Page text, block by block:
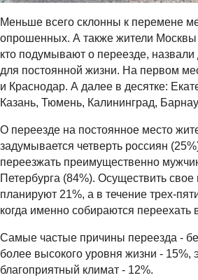
Меньше всего склонны к перемене
опрошенных. А также жители Москвы
кто подумывают о переезде, назвали
для постоянной жизни. На первом
и Краснодар. А далее в десятке:
Казань, Тюмень, Калининград,
О переезде на постоянное место
задумывается четверть россиян
переезжать преимущественно
Петербурга (84%). Осуществить
планируют 21%, а в течение трех-
когда именно собираются переехать
Самые частые причины переезда -
более высокого уровня жизни - 15%,
благоприятный климат - 12%.